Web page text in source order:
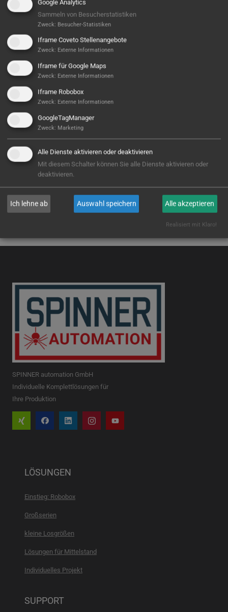
Hier ist noch was frei...
Sieht aus, als wäre hier noch Platz für Großes! Aktuell
ist noch kein Projekt hinterlegt – aber wer weiß,
vielleicht steht hier bald Ihres? Wir sind bereit, wenn
Sie es sind!
SPINNER automation GmbH
Individuelle Komplettlösungen für
Ihre Produktion
LÖSUNGEN
Einstieg: Robobox
Großserien
kleine Losgrößen
Lösungen für Mittelstand
Individuelles Projekt
SUPPORT
Google Analytics
Sammeln von Besucherstatistiken
Zweck: Besucher-Statistiken
Iframe Coveto Stellenangebote
Zweck: Externe Informationen
Iframe für Google Maps
Zweck: Externe Informationen
Iframe Robobox
Zweck: Externe Informationen
GoogleTagManager
Zweck: Marketing
Alle Dienste aktivieren oder deaktivieren
Mit diesem Schalter können Sie alle Dienste aktivieren oder
deaktivieren.
Ich lehne ab Auswahl speichern Alle akzeptieren
Realisiert mit Klaro!